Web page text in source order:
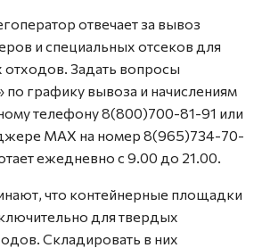
отвечает за вывоз
и специальных отсеков для
отходов. Задать вопросы
графику вывоза и начислениям
телефону 8(800)700-81-91 или
MAX на номер 8(965)734-70-
ежедневно с 9.00 до 21.00.
что контейнерные площадки
для твердых
Складировать в них